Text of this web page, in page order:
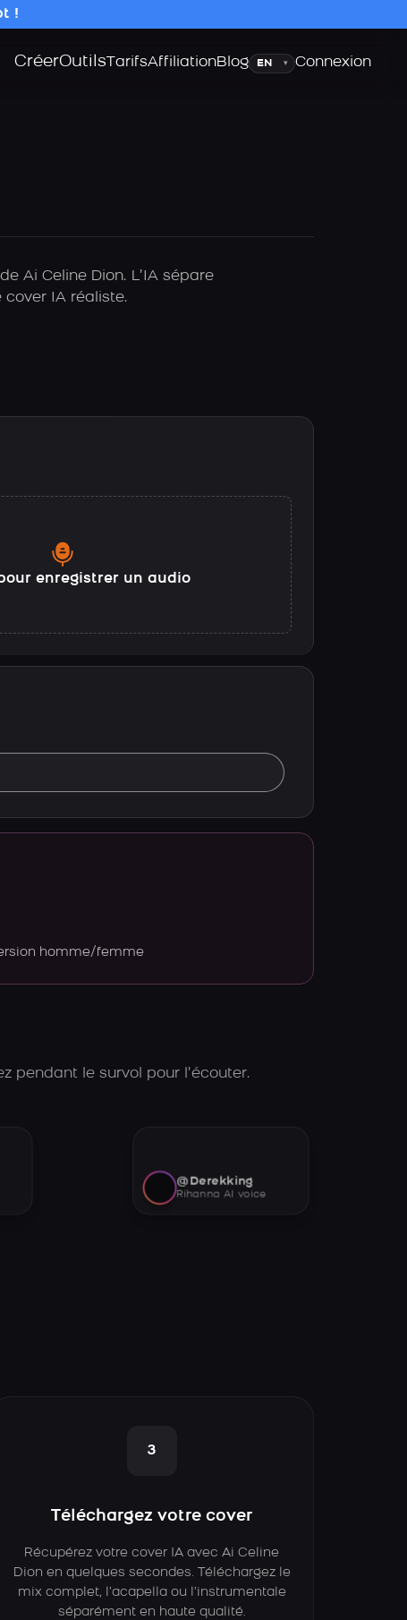
!
CréerOutils TarifsAffiliationBlogLangue
▾ Connexion
Ai Celine Dion. L’IA sépare
IA réaliste.
enregistrer un audio
homme/femme
pendant le survol pour l’écouter.
@Derekking
Rihanna AI voice
3
Téléchargez votre cover
Récupérez votre cover IA avec Ai Celine
Dion en quelques secondes. Téléchargez le
mix complet, l’acapella ou l’instrumentale
séparément en haute qualité.